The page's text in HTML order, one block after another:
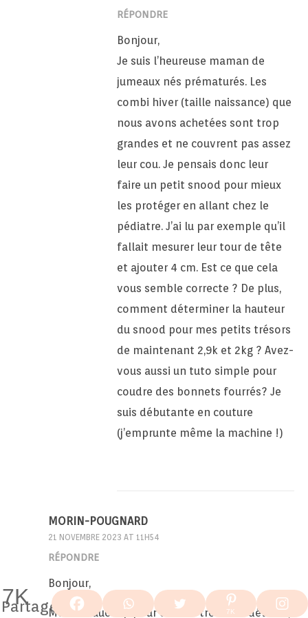
7K
Partages 7K
RÉPONDRE
Bonjour,
Je suis l’heureuse maman de
jumeaux nés prématurés. Les
combi hiver (taille naissance) que
nous avons achetées sont trop
grandes et ne couvrent pas assez
leur cou. Je pensais donc leur
faire un petit snood pour mieux
les protéger en allant chez le
pédiatre. J’ai lu par exemple qu’il
fallait mesurer leur tour de tête
et ajouter 4 cm. Est ce que cela
vous semble correcte ? De plus,
comment déterminer la hauteur
du snood pour mes petits trésors
de maintenant 2,9k et 2kg ? Avez-
vous aussi un tuto simple pour
coudre des bonnets fourrés? Je
suis débutante en couture
(j’emprunte même la machine !)
MORIN-POUGNARD
21 NOVEMBRE 2023 AT 11H54
RÉPONDRE
Bonjour,
Merci beaucoup pour ce tuto très bien détaillé,